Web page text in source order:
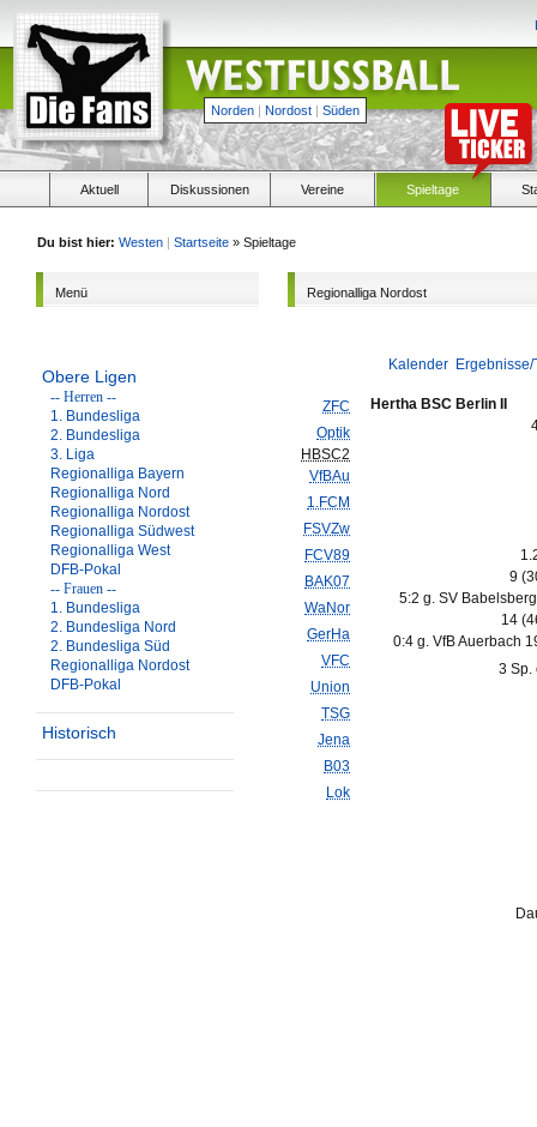
Norden | Nordost | Süden
Aktuell Diskussionen Vereine Spieltage
Du bist hier: Westen | Startseite » Spieltage
Menü
Obere Ligen
-- Herren --
1. Bundesliga
2. Bundesliga
3. Liga
Regionalliga Bayern
Regionalliga Nord
Regionalliga Nordost
Regionalliga Südwest
Regionalliga West
DFB-Pokal
-- Frauen --
1. Bundesliga
2. Bundesliga Nord
2. Bundesliga Süd
Regionalliga Nordost
DFB-Pokal
Historisch
Regionalliga Nordost
Kalender
ZFC
Optik
HBSC2
VfBAu
1.FCM
FSVZw
FCV89
BAK07
WaNor
GerHa
VFC
Union
TSG
Jena
B03
Lok
Hertha BSC Berlin II
9
5:2 g. SV
14
0:4 g. VfB Auerbach
3 Sp.